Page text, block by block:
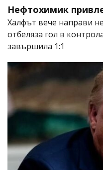
Нефтохимик
Халфът вече направи
отбеляза гол в
завършила 1:1